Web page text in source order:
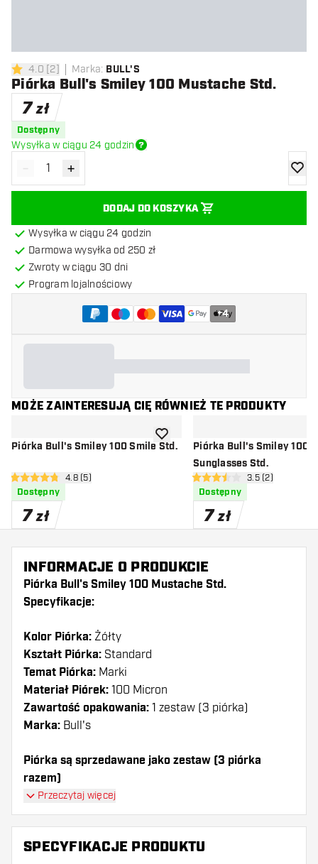
4 gwiazdki oceny
4.0 [2] Marka: BULL'S
Piórka Bull's Smiley 100 Mustache Std.
7 zł
Dostępny
Wysyłka w ciągu 24 godzin
Zmniejsz ilość
- Zwiększ ilość
+
DODAJ DO KOSZYKA
Wysyłka w ciągu 24 godzin
Darmowa wysyłka od 250 zł
Zwroty w ciągu 30 dni
Program lojalnościowy
+4
MOŻE ZAINTERESUJĄ CIĘ RÓWNIEŻ TE PRODUKTY
Piórka Bull's Smiley 100 Smile Std.
otwórz panel recenzji
4.8 gwiazdki oceny
4.8 (5)
Dostępny
7 zł
dodaj do listy życzeń
Piórka Bull's Smiley 100
Sunglasses Std.
otwórz panel
3.5 gwiazdki oceny
3.5 (2)
Dostępny
7 zł
INFORMACJE O PRODUKCIE
Piórka Bull's Smiley 100 Mustache Std.
Specyfikacje:
Kolor Piórka: Żółty
Kształt Piórka: Standard
Temat Piórka: Marki
Materiał Piórek: 100 Micron
Zawartość opakowania: 1 zestaw (3 piórka)
Marka: Bull's
Piórka są sprzedawane jako zestaw (3 piórka
razem)
Dartshopper tip!
Upewnij się, że masz pod ręką dużo piórek i
Przeczytaj więcej
SPECYFIKACJE PRODUKTU